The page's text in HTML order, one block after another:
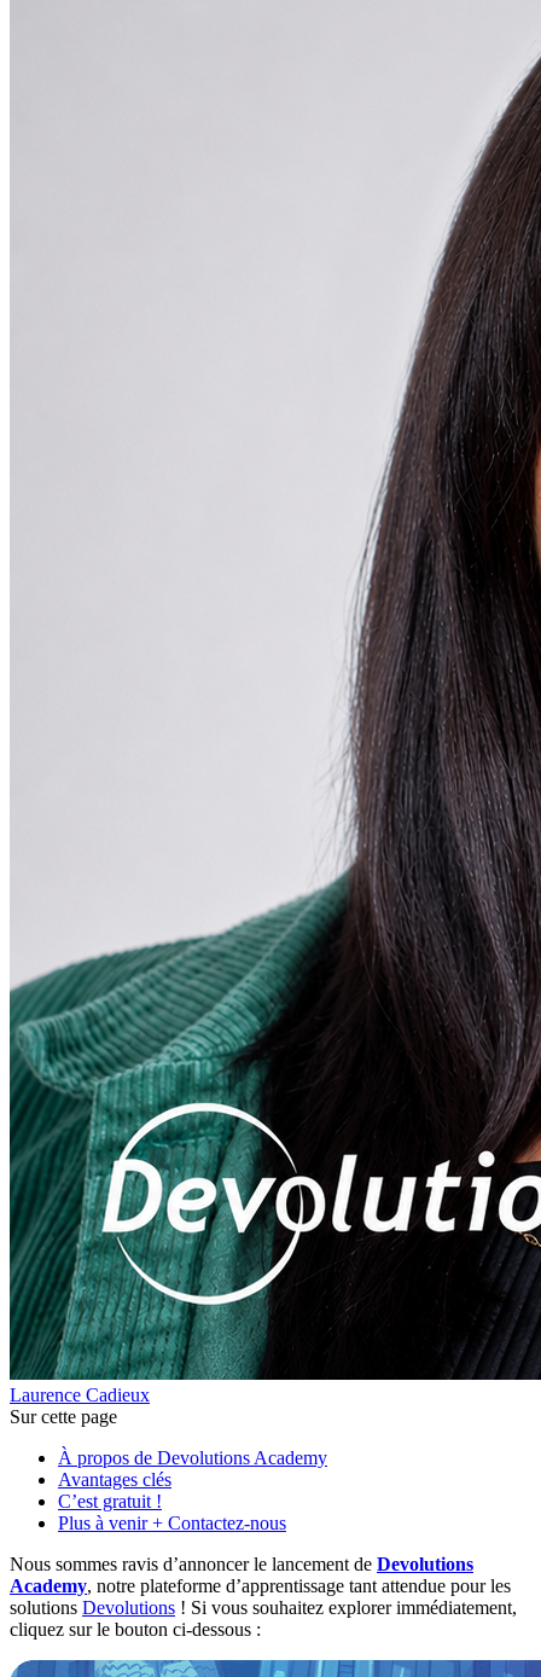
Laurence Cadieux
Sur cette page
À propos de Devolutions Academy
Avantages clés
C’est gratuit !
Plus à venir + Contactez-nous
Nous sommes ravis d’annoncer le lancement de Devolutions
Academy, notre plateforme d’apprentissage tant attendue pour les
solutions Devolutions ! Si vous souhaitez explorer immédiatement,
cliquez sur le bouton ci-dessous :